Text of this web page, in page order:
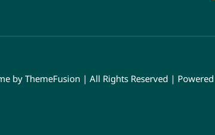
by ThemeFusion | All Rights Reserved |